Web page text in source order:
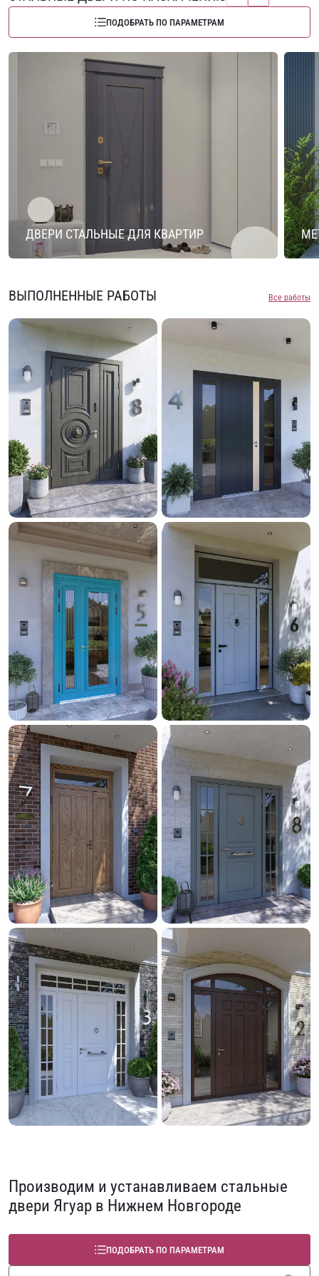
ПОДОБРАТЬ ПО ПАРАМЕТРАМ
ДВЕРИ СТАЛЬНЫЕ ДЛЯ КВАРТИР
ВЫПОЛНЕННЫЕ РАБОТЫ Все работы
Производим и устанавливаем стальные
двери Ягуар в Нижнем Новгороде
ПОДОБРАТЬ ПО ПАРАМЕТРАМ